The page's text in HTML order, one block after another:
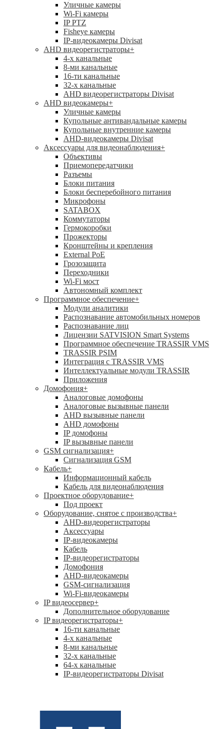
Уличные камеры
Wi-Fi камеры
IP PTZ
Fisheye камеры
IP-видеокамеры Divisat
АНD видеорегистраторы+
4-х канальные
8-ми канальные
16-ти канальные
32-х канальные
AHD видеорегистраторы Divisat
AHD видеокамеры+
Уличные камеры
Купольные антивандальные камеры
Купольные внутренние камеры
AHD-видеокамеры Divisat
Аксессуары для видеонаблюдения+
Объективы
Приемопередатчики
Разъемы
Блоки питания
Блоки бесперебойного питания
Микрофоны
SATABOX
Коммутаторы
Гермокоробки
Прожекторы
Кронштейны и крепления
External PoE
Грозозащита
Переходники
Wi-Fi мост
Автономный комплект
Программное обеспечение+
Модули аналитики
Распознавание автомобильных номеров
Распознавание лиц
Лицензии SATVISION Smart Systems
Программное обеспечение TRASSIR VMS
TRASSIR PSIM
Интеграция с TRASSIR VMS
Интеллектуальные модули TRASSIR
Приложения
Домофония+
Аналоговые домофоны
Аналоговые вызывные панели
AHD вызывные панели
AHD домофоны
IP домофоны
IP вызывные панели
GSM сигнализация+
Cигнализация GSM
Кабель+
Информационный кабель
Кабель для видеонаблюдения
Проектное оборудование+
Под проект
Оборудование, снятое с производства+
AHD-видеорегистраторы
Аксессуары
IP-видеокамеры
Кабель
IP-видеорегистраторы
Домофония
AHD-видеокамеры
GSM-сигнализация
Wi-Fi-видеокамеры
IP видеосервер+
Дополнительное оборудование
IP видеорегистраторы+
16-ти канальные
4-х канальные
8-ми канальные
32-х канальные
64-х канальные
IP-видеорегистраторы Divisat